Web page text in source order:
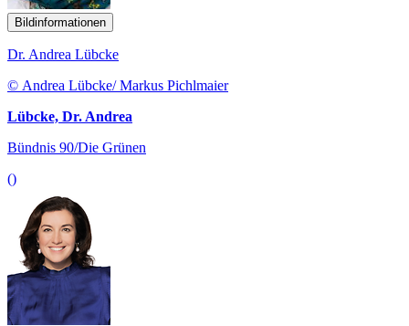
Bildinformationen
Dr. Andrea Lübcke
© Andrea Lübcke/ Markus Pichlmaier
Lübcke, Dr. Andrea
Bündnis 90/Die Grünen
()